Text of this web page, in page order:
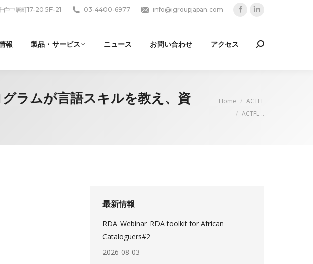
中居町17-20 5F-21 03-4400-6977 info@igroupjapan.com
opensopens
報 製品・サービス ニュース お問い合わせ アクセス Search:
ラムが言語スキルを教え、資
You are here:
Home
ACTFL
ACTFL…
最新情報
RDA_Webinar_RDA toolkit for African
Cataloguers#2
2026-08-03